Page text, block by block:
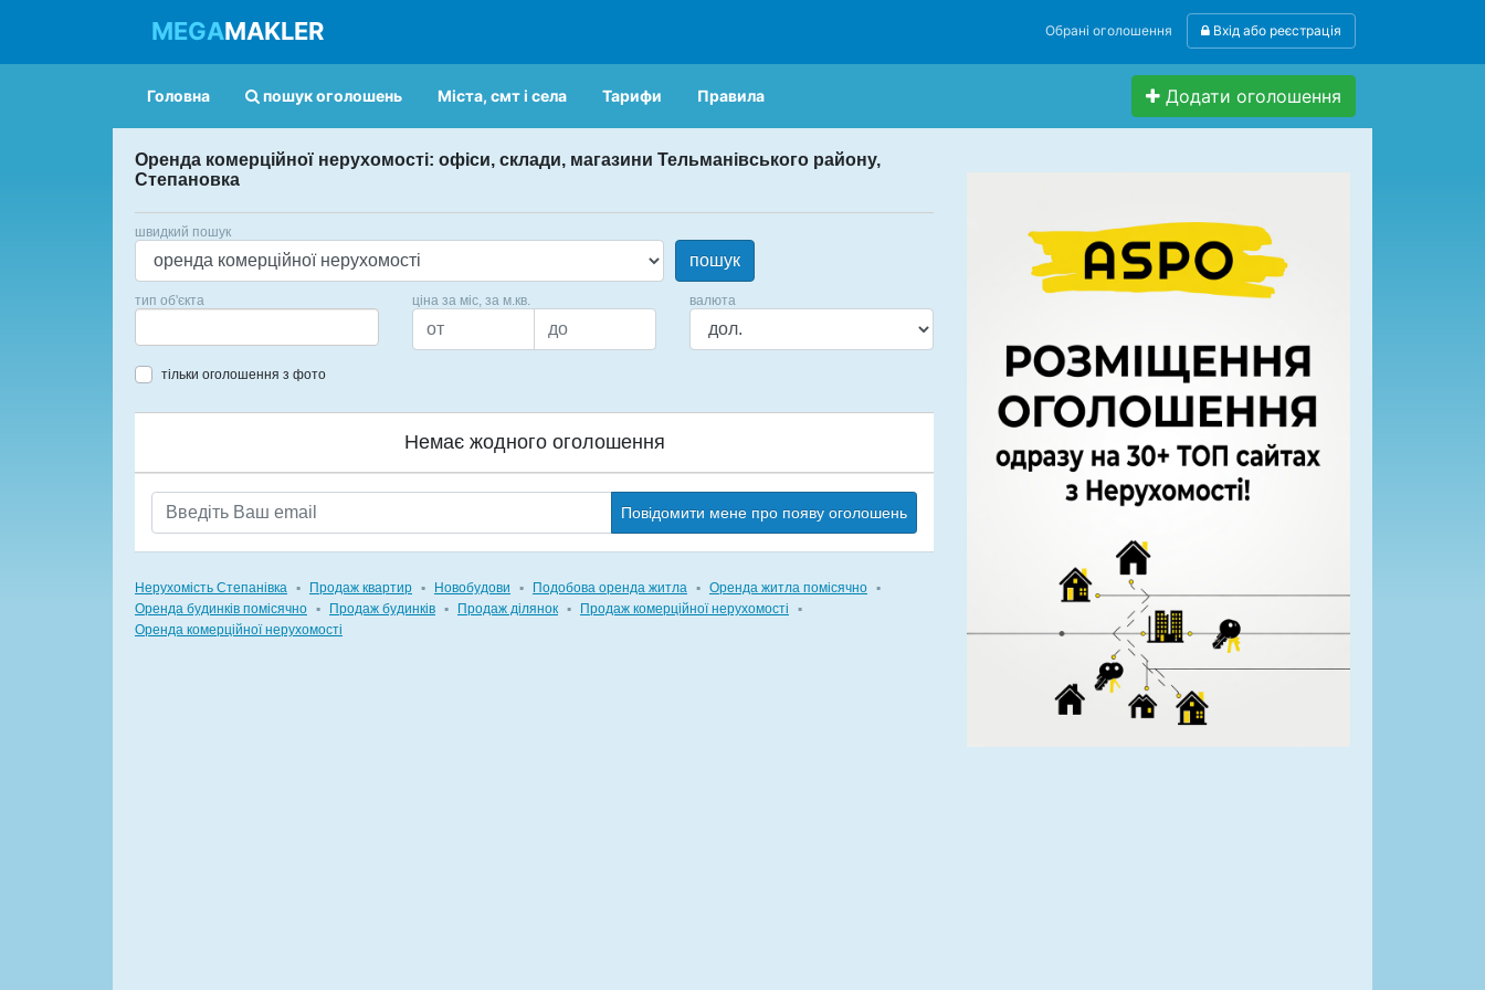
MEGAMAKLER Обрані оголошення Вхід або реєстрація
Головна пошук оголошень Міста, смт і села Тарифи Правила Додати оголошення
Оренда комерційної нерухомості: офіси, склади, магазини Тельманівського району,
Степановка
швидкий пошук
пошук
тип об'єкта ціна за міс, за м.кв. валюта
тільки оголошення з фото
Немає жодного оголошення
Повідомити мене про появу оголошень
Нерухомість Степанівка ▪ Продаж квартир ▪ Новобудови ▪ Подобова оренда житла ▪ Оренда житла помісячно ▪
Оренда будинків помісячно ▪ Продаж будинків ▪ Продаж ділянок ▪ Продаж комерційної нерухомості
▪
Оренда комерційної нерухомості